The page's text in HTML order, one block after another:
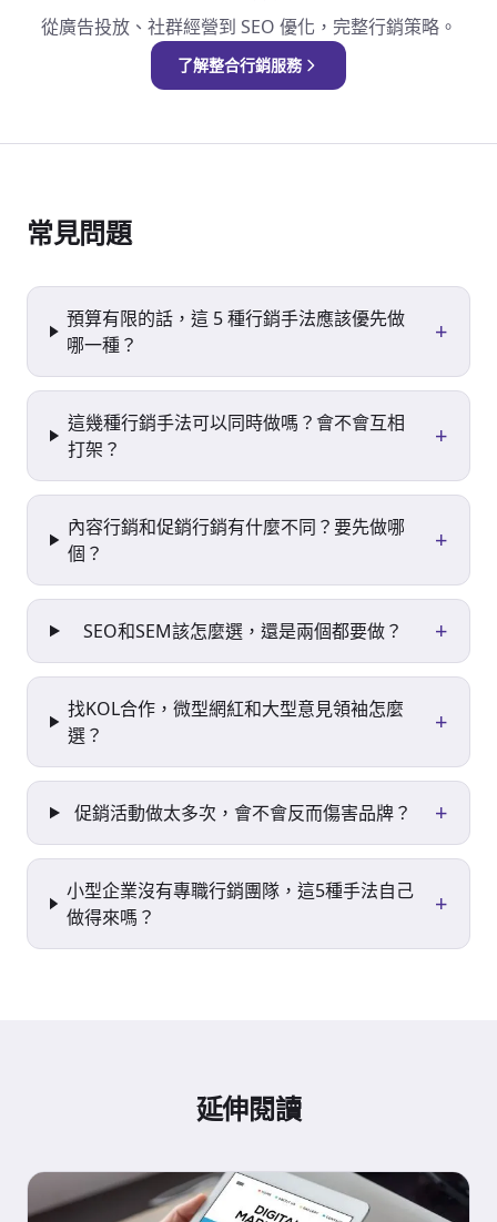
從廣告投放、社群經營到 SEO 優化，完整行銷策略。
了解整合行銷服務
常見問題
預算有限的話，這 5 種行銷手法應該優先做
哪一種？
+
這幾種行銷手法可以同時做嗎？會不會互相
打架？
+
內容行銷和促銷行銷有什麼不同？要先做哪
個？
+
SEO和SEM該怎麼選，還是兩個都要做？ +
找KOL合作，微型網紅和大型意見領袖怎麼
選？
+
促銷活動做太多次，會不會反而傷害品牌？ +
小型企業沒有專職行銷團隊，這5種手法自己
做得來嗎？
+
延伸閱讀